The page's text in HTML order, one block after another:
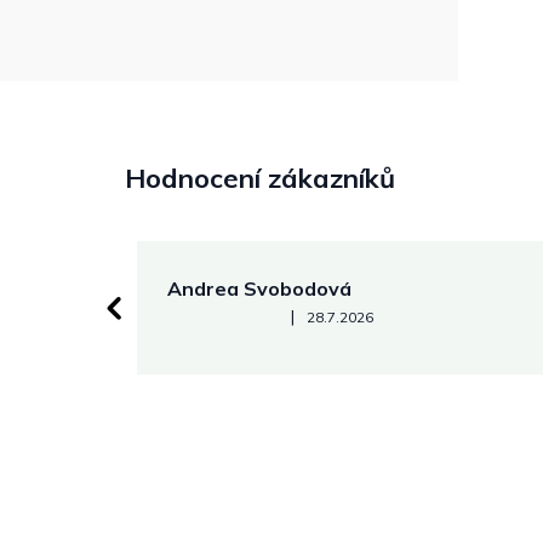
Hodnocení zákazníků
Andrea Svobodová
Hodnocení obchodu je 5 z 5 hvězdiček.
| 28.7.2026